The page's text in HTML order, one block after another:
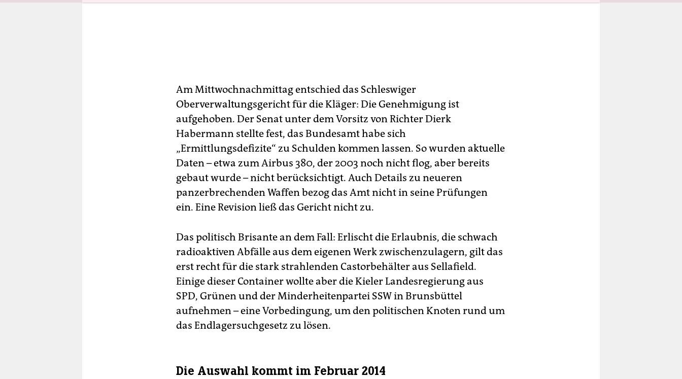
Am Mittwochnachmittag entschied das Schleswiger
Oberverwaltungsgericht für die Kläger: Die Genehmigung ist
aufgehoben. Der Senat unter dem Vorsitz von Richter Dierk
Habermann stellte fest, das Bundesamt habe sich
„Ermittlungsdefizite“ zu Schulden kommen lassen. So wurden aktuelle
Daten – etwa zum Airbus 380, der 2003 noch nicht flog, aber bereits
gebaut wurde – nicht berücksichtigt. Auch Details zu neueren
panzerbrechenden Waffen bezog das Amt nicht in seine Prüfungen
ein. Eine Revision ließ das Gericht nicht zu.
Das politisch Brisante an dem Fall: Erlischt die Erlaubnis, die schwach
radioaktiven Abfälle aus dem eigenen Werk zwischenzulagern, gilt das
erst recht für die stark strahlenden Castorbehälter aus Sellafield.
Einige dieser Container wollte aber die Kieler Landesregierung aus
SPD, Grünen und der Minderheitenpartei SSW in Brunsbüttel
aufnehmen – eine Vorbedingung, um den politischen Knoten rund um
das Endlagersuchgesetz zu lösen.
Die Auswahl kommt im Februar 2014